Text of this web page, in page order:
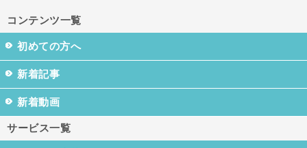
コンテンツ一覧
初めての方へ
新着記事
新着動画
サービス一覧